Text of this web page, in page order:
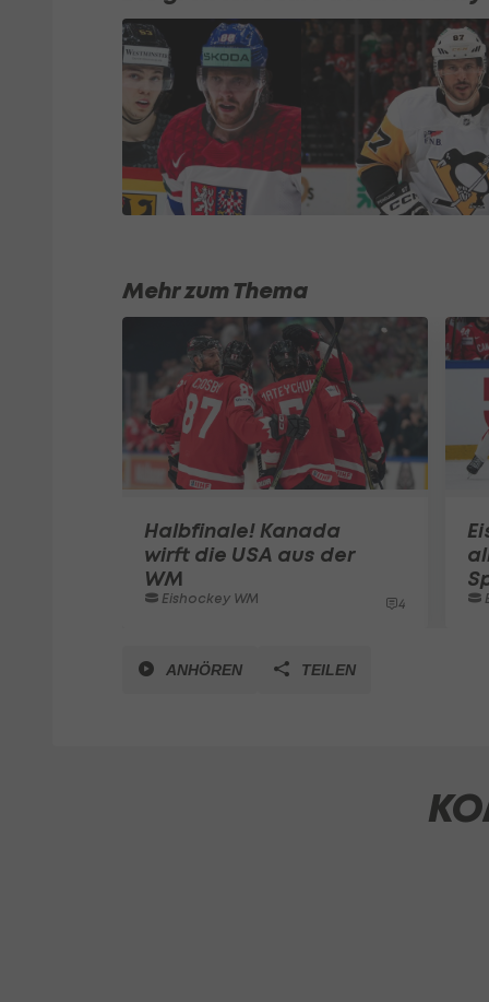
Mehr zum Thema
Halbfinale! Kanada
wirft die USA aus der
WM
Eishockey WM 4
ANHÖREN TEILEN